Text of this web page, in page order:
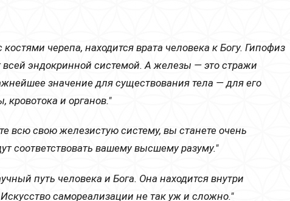
черепа, находится врата человека к Богу. Гипофиз
всей эндокринной системой. А железы — это стражи
значение для существования тела — для его
кровотока и органов."
всю свою железистую систему, вы станете очень
соответствовать вашему высшему разуму."
путь человека и Бога. Она находится внутри
самореализации не так уж и сложно."